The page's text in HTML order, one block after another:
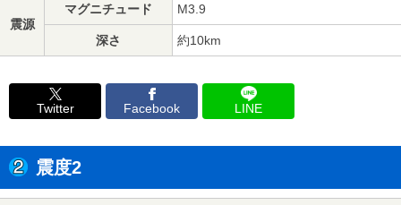
震源
マグニチュード M3.9
深さ 約10km
Twitter Facebook LINE
震度2